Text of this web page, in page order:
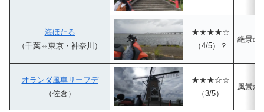
海ほたる
（千葉⇔東京・神奈川）
★★★★☆
（4/5）？
絶景の
オランダ風車リーフデ
（佐倉）
★★★☆☆
（3/5）
風景が